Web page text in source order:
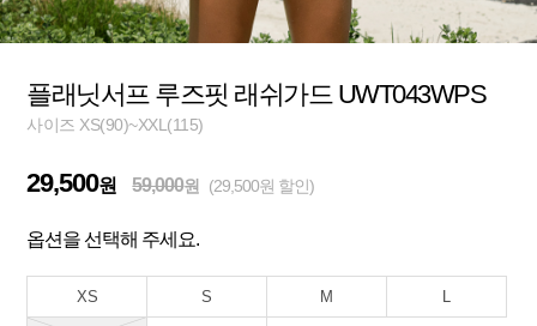
플래닛서프 루즈핏 래쉬가드 UWT043WPS
사이즈 XS(90)~XXL(115)
29,500원 59,000원 (29,500원 할인)
옵션을 선택해 주세요.
XS S M L